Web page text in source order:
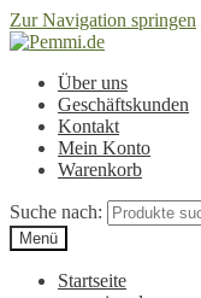
Zur Navigation springen
Über uns
Geschäftskunden
Kontakt
Mein Konto
Warenkorb
Suche nach:
Menü
Startseite